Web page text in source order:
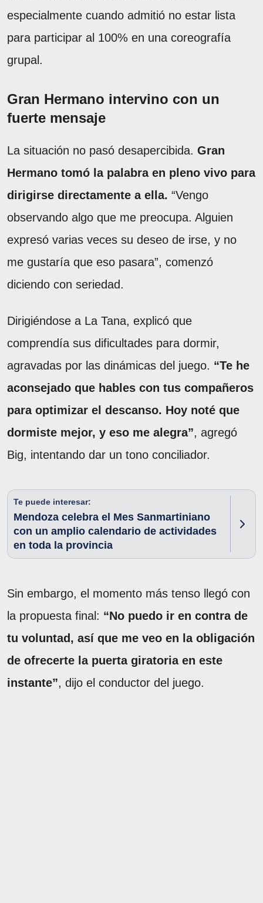
especialmente cuando admitió no estar lista
para participar al 100% en una coreografía
grupal.
Gran Hermano intervino con un
fuerte mensaje
La situación no pasó desapercibida. Gran
Hermano tomó la palabra en pleno vivo para
dirigirse directamente a ella. “Vengo
observando algo que me preocupa. Alguien
expresó varias veces su deseo de irse, y no
me gustaría que eso pasara”, comenzó
diciendo con seriedad.
Dirigiéndose a La Tana, explicó que
comprendía sus dificultades para dormir,
agravadas por las dinámicas del juego. “Te he
aconsejado que hables con tus compañeros
para optimizar el descanso. Hoy noté que
dormiste mejor, y eso me alegra”, agregó
Big, intentando dar un tono conciliador.
Te puede interesar:
Mendoza celebra el Mes Sanmartiniano
con un amplio calendario de actividades
en toda la provincia
Sin embargo, el momento más tenso llegó con
la propuesta final: “No puedo ir en contra de
tu voluntad, así que me veo en la obligación
de ofrecerte la puerta giratoria en este
instante”, dijo el conductor del juego.